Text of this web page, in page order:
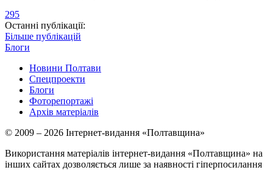
295
Останні публікації:
Більше публікацій
Блоги
Новини Полтави
Спецпроекти
Блоги
Фоторепортажі
Архів матеріалів
© 2009 – 2026 Інтернет-видання «Полтавщина»
Використання матеріалів інтернет-видання «Полтавщина» на
інших сайтах дозволяється лише за наявності гіперпосилання